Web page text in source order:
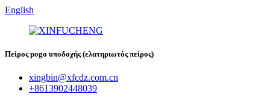
English
Πείρος pogo υποδοχής (ελατηριωτός πείρος)
xingbin@xfcdz.com.cn
+8613902448039